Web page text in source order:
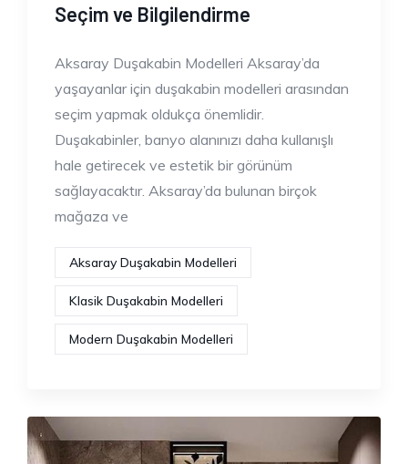
Seçim ve Bilgilendirme
Aksaray Duşakabin Modelleri Aksaray’da
yaşayanlar için duşakabin modelleri arasından
seçim yapmak oldukça önemlidir.
Duşakabinler, banyo alanınızı daha kullanışlı
hale getirecek ve estetik bir görünüm
sağlayacaktır. Aksaray’da bulunan birçok
mağaza ve
Aksaray Duşakabin Modelleri
Klasik Duşakabin Modelleri
Modern Duşakabin Modelleri